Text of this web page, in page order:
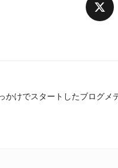
かけでスタートしたブログメ